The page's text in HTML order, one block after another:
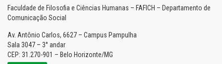
Faculdade de Filosofia e Ciências Humanas – FAFICH – Departamento de
Comunicação Social
Av. Antônio Carlos, 6627 – Campus Pampulha
Sala 3047 – 3° andar
CEP: 31.270-901 – Belo Horizonte/MG